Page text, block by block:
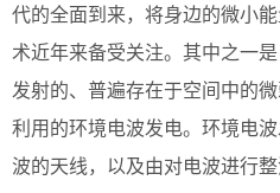
代的全面到来，将身边的微小
术近年来备受关注。其中之一
发射的、普遍存在于空间中的
利用的环境电波发电。环境电
波的天线，以及由对电波进行